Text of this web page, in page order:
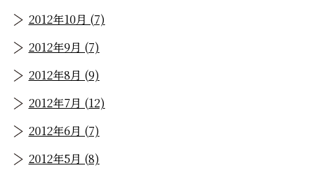
2012年10月 (7)
2012年9月 (7)
2012年8月 (9)
2012年7月 (12)
2012年6月 (7)
2012年5月 (8)